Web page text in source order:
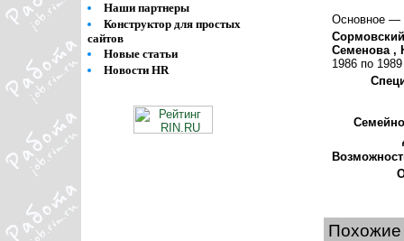
Наши партнеры
Конструктор для простых
сайтов
Новые статьи
Новости HR
Основное —
Семенова ,
1986 по 1989